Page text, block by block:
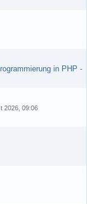
in PHP -
2026, 09:06